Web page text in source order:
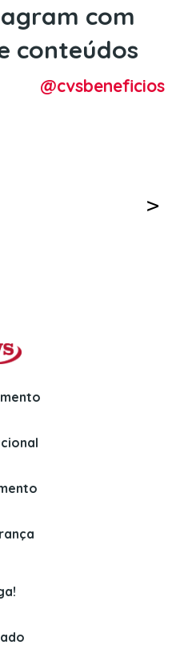
com
conteúdos
@cvsbeneficios